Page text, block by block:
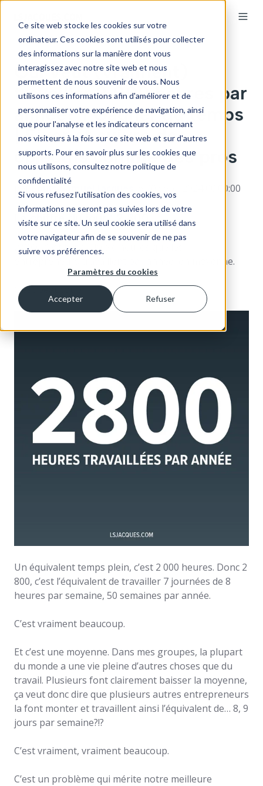
Ce site web stocke les cookies sur votre
ordinateur. Ces cookies sont utilisés pour collecter
des informations sur la manière dont vous
interagissez avec notre site web et nous
permettent de nous souvenir de vous. Nous
utilisons ces informations afin d'améliorer et de
personnaliser votre expérience de navigation, ainsi
que pour l'analyse et les indicateurs concernant
nos visiteurs à la fois sur ce site web et sur d'autres
supports. Pour en savoir plus sur les cookies que
nous utilisons, consultez notre politique de
confidentialité
Si vous refusez l'utilisation des cookies, vos
informations ne seront pas suivies lors de votre
visite sur ce site. Un seul cookie sera utilisé dans
votre navigateur afin de se souvenir de ne pas
suivre vos préférences.
Paramètres du cookies
Accepter Refuser
Qui veut (vraiment)
travailler 2 800 heures par
année? | Gagner du temps
| Fixer et suivre des
objectifs comme des pros
le 20 sept. 2024 00:00:00
Le chiffre du jour : 2 800
2 800, c’est le nombre d’heures que les
entrepreneurs travaillent par année, en moyenne.
C’est beaucoup.
Un équivalent temps plein, c’est 2 000 heures. Donc 2
800, c’est l’équivalent de travailler 7 journées de 8
heures par semaine, 50 semaines par année.
C’est vraiment beaucoup.
Et c’est une moyenne. Dans mes groupes, la plupart
du monde a une vie pleine d’autres choses que du
travail. Plusieurs font clairement baisser la moyenne,
ça veut donc dire que plusieurs autres entrepreneurs
la font monter et travaillent ainsi l’équivalent de… 8, 9
jours par semaine?!?
C’est vraiment, vraiment beaucoup.
C’est un problème qui mérite notre meilleure